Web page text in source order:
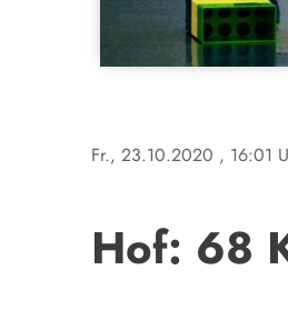
Fr., 23.10.2020 , 16:01
Hof: 68